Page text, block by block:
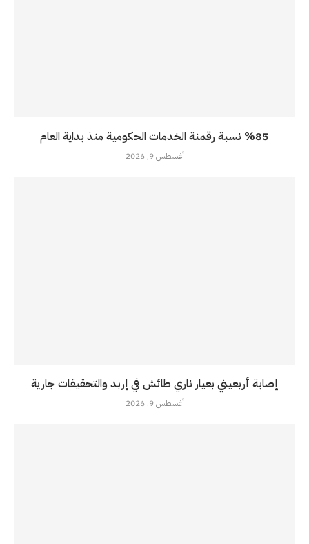
%85 نسبة رقمنة الخدمات الحكومية منذ بداية العام
أغسطس 9, 2026
إصابة أربعيني بعيار ناري طائش في إربد والتحقيقات جارية
أغسطس 9, 2026